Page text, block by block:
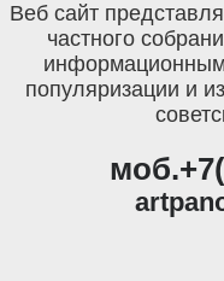
Веб сайт
частного
популяризации и